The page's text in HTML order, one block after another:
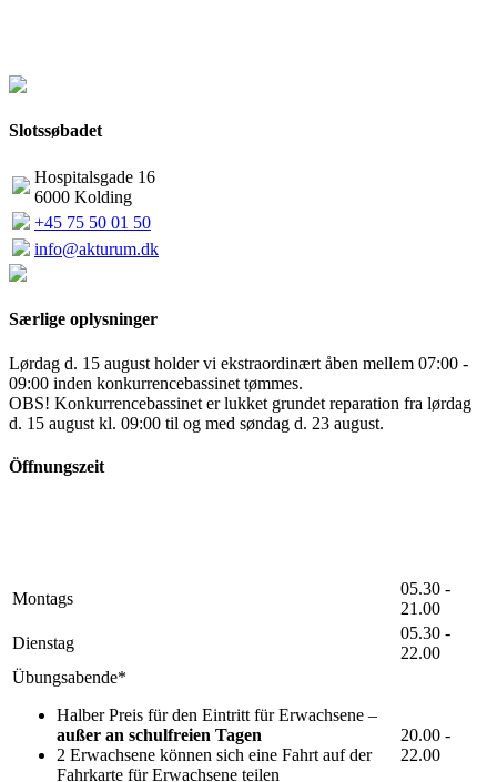
Slotssøbadet
Hospitalsgade 16
6000 Kolding
+45 75 50 01 50
info@akturum.dk
Særlige oplysninger
Lørdag d. 15 august holder vi ekstraordinært åben mellem 07:00 -
09:00 inden konkurrencebassinet tømmes.
OBS! Konkurrencebassinet er lukket grundet reparation fra lørdag
d. 15 august kl. 09:00 til og med søndag d. 23 august.
Öffnungszeit
Montags
05.30 -
21.00
Dienstag
05.30 -
22.00
Übungsabende*
Halber Preis für den Eintritt für Erwachsene –
außer an schulfreien Tagen
2 Erwachsene können sich eine Fahrt auf der
Fahrkarte für Erwachsene teilen
20.00 -
22.00